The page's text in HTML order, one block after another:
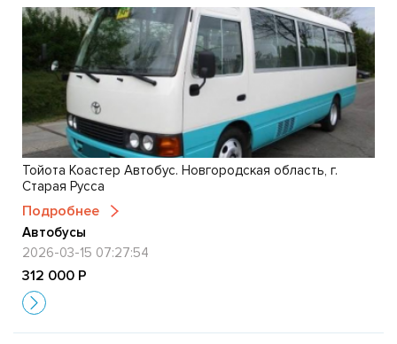
Тойота Коастер Автобус. Новгородская область, г.
Старая Русса
Подробнее
Автобусы
2026-03-15 07:27:54
312 000 Р